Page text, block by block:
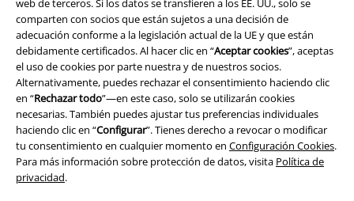
web de terceros. Si los datos se transfieren a los EE. UU., solo se
comparten con socios que están sujetos a una decisión de
adecuación conforme a la legislación actual de la UE y que están
debidamente certificados. Al hacer clic en “Aceptar cookies”, aceptas
el uso de cookies por parte nuestra y de nuestros socios.
Alternativamente, puedes rechazar el consentimiento haciendo clic
en “Rechazar todo”—en este caso, solo se utilizarán cookies
necesarias. También puedes ajustar tus preferencias individuales
haciendo clic en “Configurar”. Tienes derecho a revocar o modificar
tu consentimiento en cualquier momento en Configuración Cookies.
Para más información sobre protección de datos, visita Política de
privacidad.
Términos y Condiciones
Aviso Legal
Ley protección de datos
Eliminación de residuos y protección del medioambiente
Declaración de Conformidad